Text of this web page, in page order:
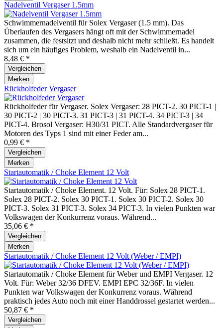
Nadelventil Vergaser 1.5mm
Schwimmernadelventil für Solex Vergaser (1.5 mm). Das
Überlaufen des Vergasers hängt oft mit der Schwimmernadel
zusammen, die festsitzt und deshalb nicht mehr schließt. Es handelt
sich um ein häufiges Problem, weshalb ein Nadelventil in...
8,48 € *
Vergleichen
Merken
Rückholfeder Vergaser
Rückholfeder für Vergaser. Solex Vergaser: 28 PICT-2. 30 PICT-1 |
30 PICT-2 | 30 PICT-3. 31 PICT-3 | 31 PICT-4. 34 PICT-3 | 34
PICT-4. Brosol Vergaser: H30/31 PICT. Alle Standardvergaser für
Motoren des Typs 1 sind mit einer Feder am...
0,99 € *
Vergleichen
Merken
Startautomatik / Choke Element 12 Volt
Startautomatik / Choke Element. 12 Volt. Für: Solex 28 PICT-1.
Solex 28 PICT-2. Solex 30 PICT-1. Solex 30 PICT-2. Solex 30
PICT-3. Solex 31 PICT-3. Solex 34 PICT-3. In vielen Punkten war
Volkswagen der Konkurrenz voraus. Während...
35,06 € *
Vergleichen
Merken
Startautomatik / Choke Element 12 Volt (Weber / EMPI)
Startautomatik / Choke Element für Weber und EMPI Vergaser. 12
Volt. Für: Weber 32/36 DFEV. EMPI EPC 32/36F. In vielen
Punkten war Volkswagen der Konkurrenz voraus. Während
praktisch jedes Auto noch mit einer Handdrossel gestartet werden...
50,87 € *
Vergleichen